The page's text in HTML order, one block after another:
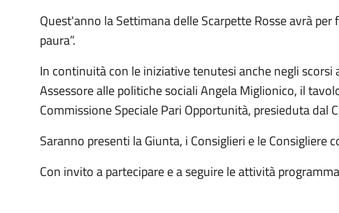
Quest'anno la Settimana delle Scarpette Rosse avrà
paura”.
In continuità con le iniziative tenutesi anche negli scorsi
Assessore alle politiche sociali Angela Miglionico, il
Commissione Speciale Pari Opportunità, presieduta dal
Saranno presenti la Giunta, i Consiglieri e le Consigliere
Con invito a partecipare e a seguire le attività